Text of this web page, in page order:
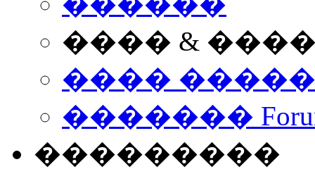
���� &
����
�������
���������